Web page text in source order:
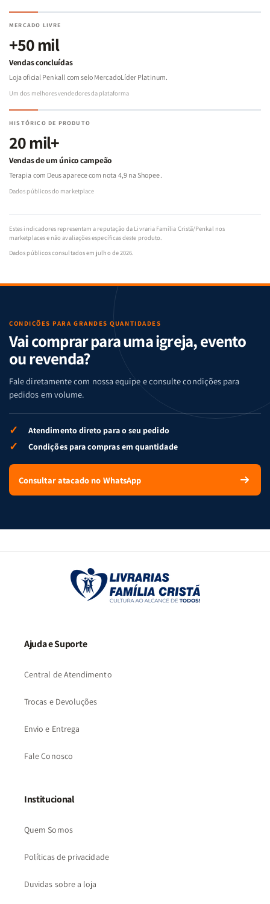
MERCADO LIVRE
+50 mil
Vendas concluídas
Loja oficial Penkall com selo MercadoLíder Platinum.
Um dos melhores vendedores da plataforma
HISTÓRICO DE PRODUTO
20 mil+
Vendas de um único campeão
Terapia com Deus aparece com nota 4,9 na Shopee.
Dados públicos do marketplace
Estes indicadores representam a reputação da Livraria Família Cristã/Penkal nos
marketplaces e não avaliações específicas deste produto.
Dados públicos consultados em julho de 2026.
CONDIÇÕES PARA GRANDES QUANTIDADES
Vai comprar para uma igreja, evento
ou revenda?
Fale diretamente com nossa equipe e consulte condições para
pedidos em volume.
✓ Atendimento direto para o seu pedido
✓ Condições para compras em quantidade
Consultar atacado no WhatsApp
Ajuda e Suporte
Central de Atendimento
Trocas e Devoluções
Envio e Entrega
Fale Conosco
Institucional
Quem Somos
Políticas de privacidade
Duvidas sobre a loja